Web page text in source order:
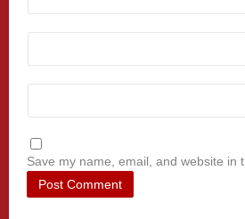
Save my name, email, and website